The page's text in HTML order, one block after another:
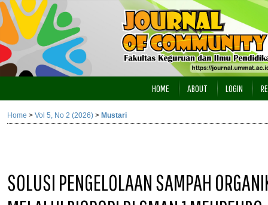
HOME ABOUT LOGIN
Home > Vol 5, No 2 (2026) > Mustari
SOLUSI PENGELOLAAN SAMPAH